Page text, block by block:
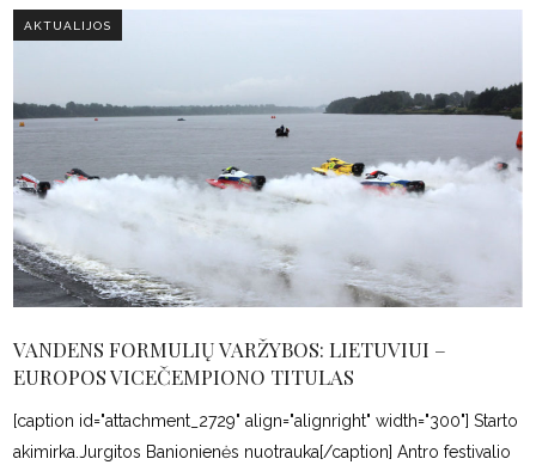
AKTUALIJOS
VANDENS FORMULIŲ VARŽYBOS: LIETUVIUI –
EUROPOS VICEČEMPIONO TITULAS
[caption id="attachment_2729" align="alignright" width="300"] Starto
akimirka.Jurgitos Banionienės nuotrauka[/caption] Antro festivalio